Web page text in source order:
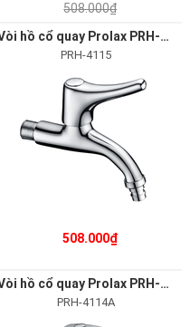
508.000₫
Vòi hồ cổ quay Prolax PRH-4115
PRH-4115
508.000₫
Vòi hồ cổ quay Prolax PRH-4114A
PRH-4114A